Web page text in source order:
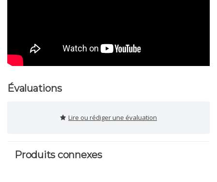
Évaluations
Lire ou rédiger une évaluation
Produits connexes